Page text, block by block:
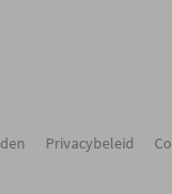
Privacybeleid